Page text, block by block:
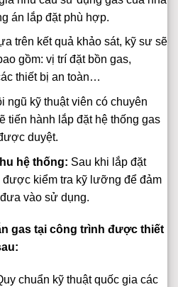
án lắp đặt phù hợp.
trên kết quả khảo sát, kỹ sư sẽ
gồm: vị trí đặt bồn gas,
thiết bị an toàn…
ngũ kỹ thuật viên có chuyên
tiến hành lắp đặt hệ thống gas
duyệt.
hệ thống: Sau khi lắp đặt
được kiểm tra kỹ lưỡng để đảm
vào sử dụng.
gas tại công trình được thiết
chuẩn kỹ thuật quốc gia các